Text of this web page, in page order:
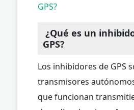
GPS?
¿Qué es un
GPS?
Los inhibidores de GPS
transmisores
que funcionan